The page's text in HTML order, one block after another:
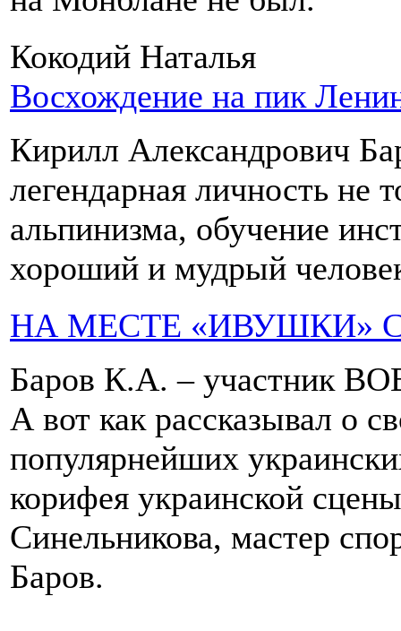
Кокодий Наталья
Восхождение на пик
Кирилл Александрович
легендарная личность не
альпинизма, обучение
хороший и мудрый
НА МЕСТЕ «ИВУШКИ»
Баров К.А. – участник
А вот как рассказывал о
популярнейших
корифея украинской
Синельникова, мастер
Баров.